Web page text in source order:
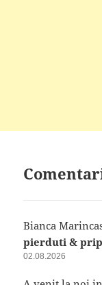
Bianca
pierduti &
02.08.2026